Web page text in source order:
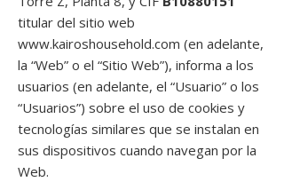
titular del sitio web
www.kairoshousehold.com (en adelante,
la “Web” o el “Sitio Web”), informa a los
usuarios (en adelante, el “Usuario” o los
“Usuarios”) sobre el uso de cookies y
tecnologías similares que se instalan en
sus dispositivos cuando navegan por la
Web.